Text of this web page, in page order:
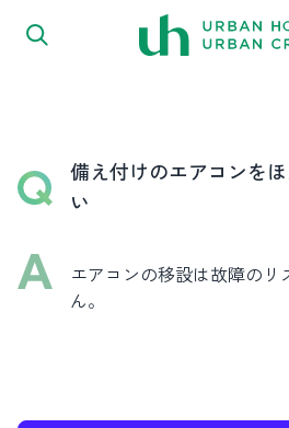
FAQ
備え付けのエアコンを
い
エアコンの移設は故障のリ
ん。